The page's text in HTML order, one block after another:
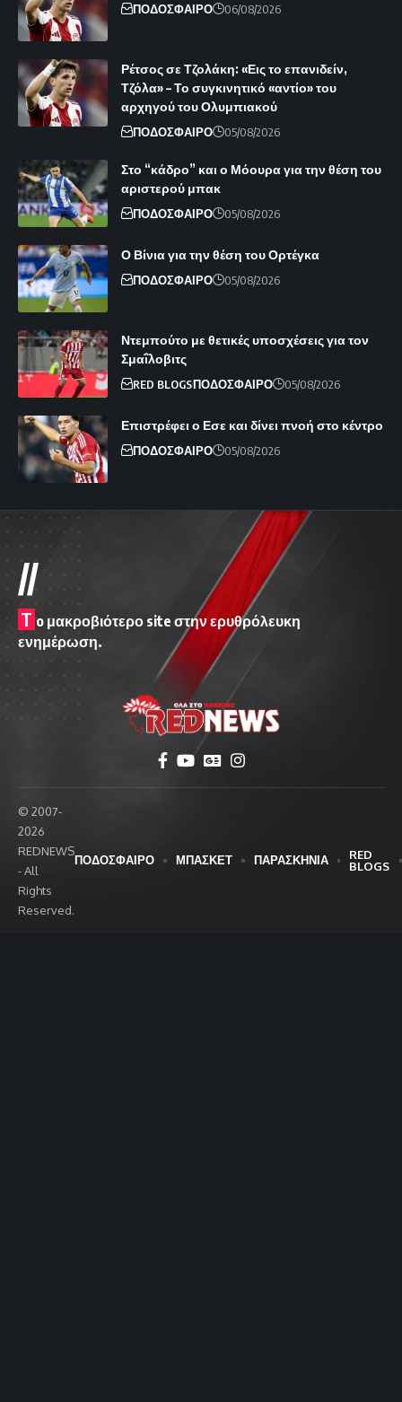
ΠΟΔΟΣΦΑΙΡΟ 06/08/2026
Ρέτσος σε Τζολάκη: «Εις το επανιδείν,
Τζόλα» – Το συγκινητικό «αντίο» του
αρχηγού του Ολυμπιακού
ΠΟΔΟΣΦΑΙΡΟ 05/08/2026
Στο “κάδρο” και ο Μόουρα για την θέση του
αριστερού μπακ
ΠΟΔΟΣΦΑΙΡΟ 05/08/2026
Ο Βίνια για την θέση του Ορτέγκα
ΠΟΔΟΣΦΑΙΡΟ 05/08/2026
Ντεμπούτο με θετικές υποσχέσεις για τον
Σμαΐλοβιτς
RED BLOGSΠΟΔΟΣΦΑΙΡΟ 05/08/2026
Επιστρέφει ο Εσε και δίνει πνοή στο κέντρο
ΠΟΔΟΣΦΑΙΡΟ 05/08/2026
//
T o μακροβιότερο site στην ερυθρόλευκη
ενημέρωση.
© 2007-
2026
REDNEWS
- All
Rights
Reserved.
ΠΟΔΟΣΦΑΙΡΟ ΜΠΑΣΚΕΤ ΠΑΡΑΣΚΗΝΙΑ
RED
BLOGS